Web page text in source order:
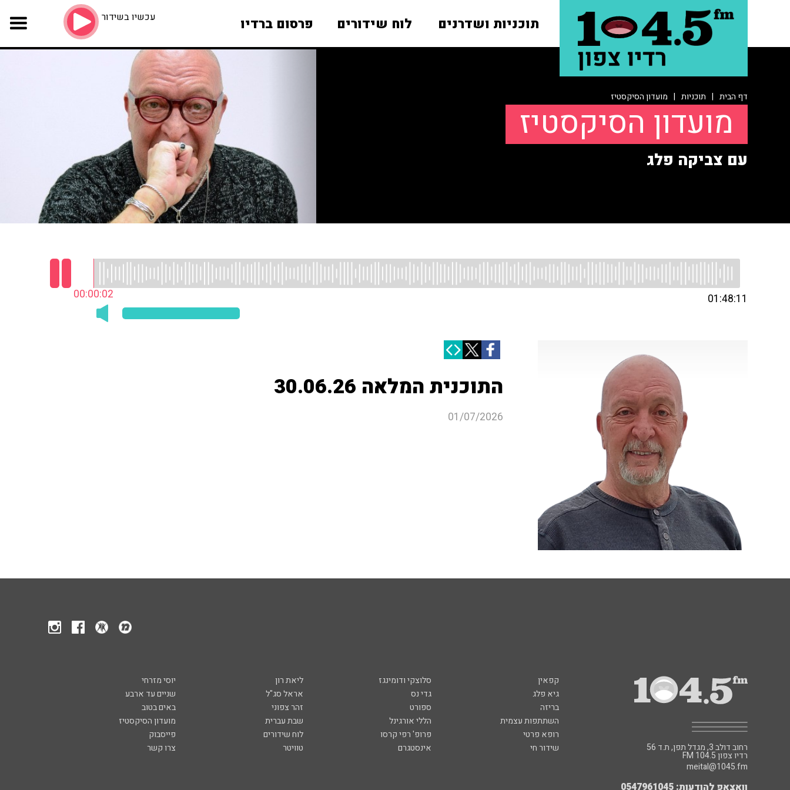
תוכניות ושדרנים לוח שידורים פרסום ברדיו עכשיו בשידור
דף הבית | תוכניות | מועדון הסיקסטיז
מועדון הסיקסטיז
עם צביקה פלג
00:00:03 01:48:11
התוכנית המלאה 30.06.26
01/07/2026
קפאין סלוצקי ודומינגז ליאת רון
יוסי מזרחי
גיא פלג
גדי נס אראל סג"ל
שניים עד ארבע
בריזה
ספורט זהר צפוני
באים בטוב
השתתפות עצמית
הללי אורגינל שבת עברית
מועדון הסיקסטיז
רופא פרטי
פרופ' רפי קרסו לוח שידורים
פייסבוק
שידור חי
אינסטגרם טוויטר צרו קשר רחוב דולב 3, מגדל תפן, ת.ד 56
FM רדיו צפון 104.5
meital@1045.fm
וואצאפ להודעות: 0547961045